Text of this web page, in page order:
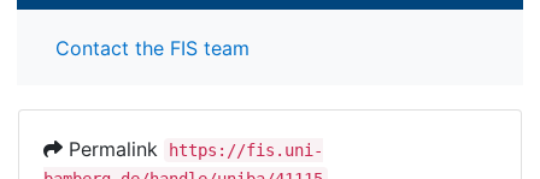
Contact the FIS team
Permalink
https://fis.uni-